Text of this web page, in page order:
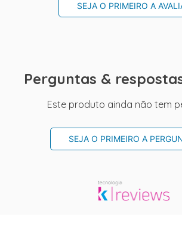
SEJA O PRIMEIRO A
Perguntas &
Este produto ainda não tem
SEJA O PRIMEIRO A